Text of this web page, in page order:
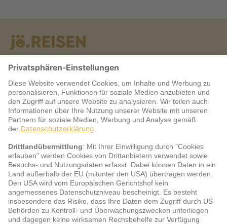
Warum jö?
Service
jö Bonus Club Partner